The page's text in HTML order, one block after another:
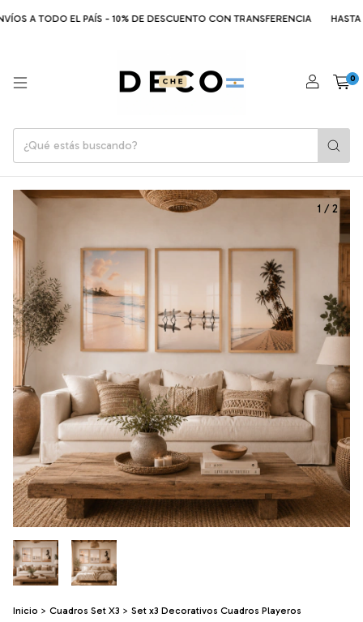
A TODO EL PAÍS - 10% DE DESCUENTO CON TRANSFERENCIA HASTA 6
0
1 /2
Inicio > Cuadros Set X3 > Set x3 Decorativos Cuadros Playeros